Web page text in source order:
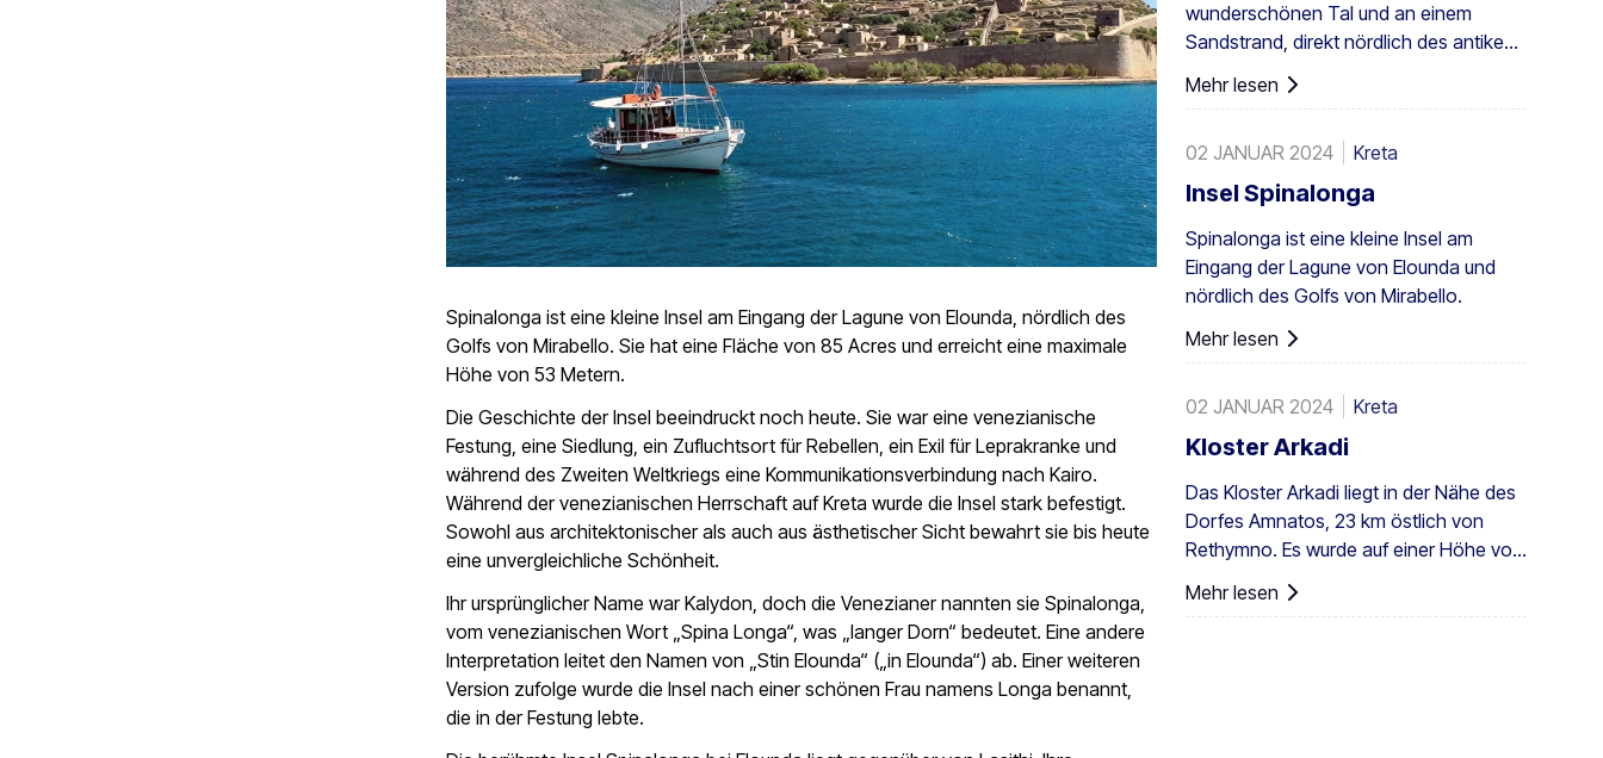
Spinalonga ist eine kleine Insel am Eingang der Lagune von Elounda, nördlich des
Golfs von Mirabello. Sie hat eine Fläche von 85 Acres und erreicht eine maximale
Höhe von 53 Metern.
Die Geschichte der Insel beeindruckt noch heute. Sie war eine venezianische
Festung, eine Siedlung, ein Zufluchtsort für Rebellen, ein Exil für Leprakranke und
während des Zweiten Weltkriegs eine Kommunikationsverbindung nach Kairo.
Während der venezianischen Herrschaft auf Kreta wurde die Insel stark befestigt.
Sowohl aus architektonischer als auch aus ästhetischer Sicht bewahrt sie bis heute
eine unvergleichliche Schönheit.
Ihr ursprünglicher Name war Kalydon, doch die Venezianer nannten sie Spinalonga,
vom venezianischen Wort „Spina Longa“, was „langer Dorn“ bedeutet. Eine andere
Interpretation leitet den Namen von „Stin Elounda“ („in Elounda“) ab. Einer weiteren
Version zufolge wurde die Insel nach einer schönen Frau namens Longa benannt,
die in der Festung lebte.
wunderschönen Tal und an einem
Sandstrand, direkt nördlich des antiken
Itanos: 28 km von Sitia, 8 km von
Palaikastro und 6 km von Toplou über
Fläche von 200 Stremmata (50 Acres)
besteht er aus den einheimischen
Theophrastus-Palmen – der größten
Kolonie nicht nur in Griechenland,
sondern in ganz Europa. Ein
ausreichend großer Bestand existiert
auch in Preveli, mit kleineren Gruppen an
anderen Orten, z. B. in Agios Nikitas. Die
den südwestlichen Ägäisinseln, auf
Zypern und in der Türkei vor.
Mehr lesen
02 JANUAR 2024 Kreta
Insel Spinalonga
Spinalonga ist eine kleine Insel am
Eingang der Lagune von Elounda und
nördlich des Golfs von Mirabello.
Mehr lesen
02 JANUAR 2024 Kreta
Kloster Arkadi
Das Kloster Arkadi liegt in der Nähe des
Dorfes Amnatos, 23 km östlich von
Rethymno. Es wurde auf einer Höhe von
500 m auf einem fruchtbaren ...
errichtet.
Mehr lesen